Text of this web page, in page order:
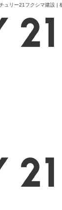
リー21フクシマ建設 |